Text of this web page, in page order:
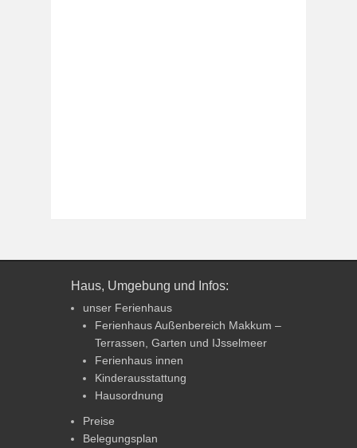
Haus, Umgebung und Infos:
unser Ferienhaus
Ferienhaus Außenbereich Makkum –
Terrassen, Garten und IJsselmeer
Ferienhaus innen
Kinderausstattung
Hausordnung
Preise
Belegungsplan